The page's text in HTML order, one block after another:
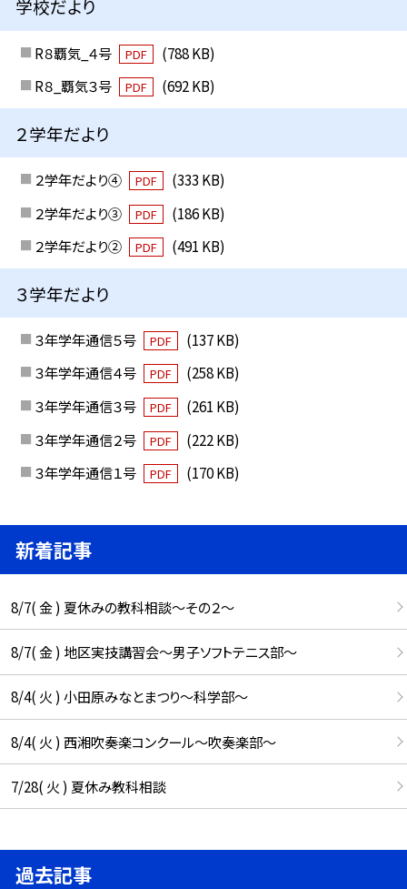
学校だより
R８覇気_４号 PDF
(788 KB)
R８_覇気３号
PDF (692 KB)
２学年だより
２学年だより④ PDF
(333 KB)
２学年だより③
PDF
(186 KB)
２学年だより②
PDF (491 KB)
３学年だより
３年学年通信５号 PDF
(137 KB)
３年学年通信４号
PDF
(258 KB)
３年学年通信３号
PDF
(261 KB)
３年学年通信２号
PDF
(222 KB)
３年学年通信１号
PDF (170 KB)
新着記事
8/7( 金 ) 夏休みの教科相談～その２～
8/7( 金 ) 地区実技講習会～男子ソフトテニス部～
8/4( 火 ) 小田原みなとまつり～科学部～
8/4( 火 ) 西湘吹奏楽コンクール～吹奏楽部～
7/28( 火 ) 夏休み教科相談
過去記事